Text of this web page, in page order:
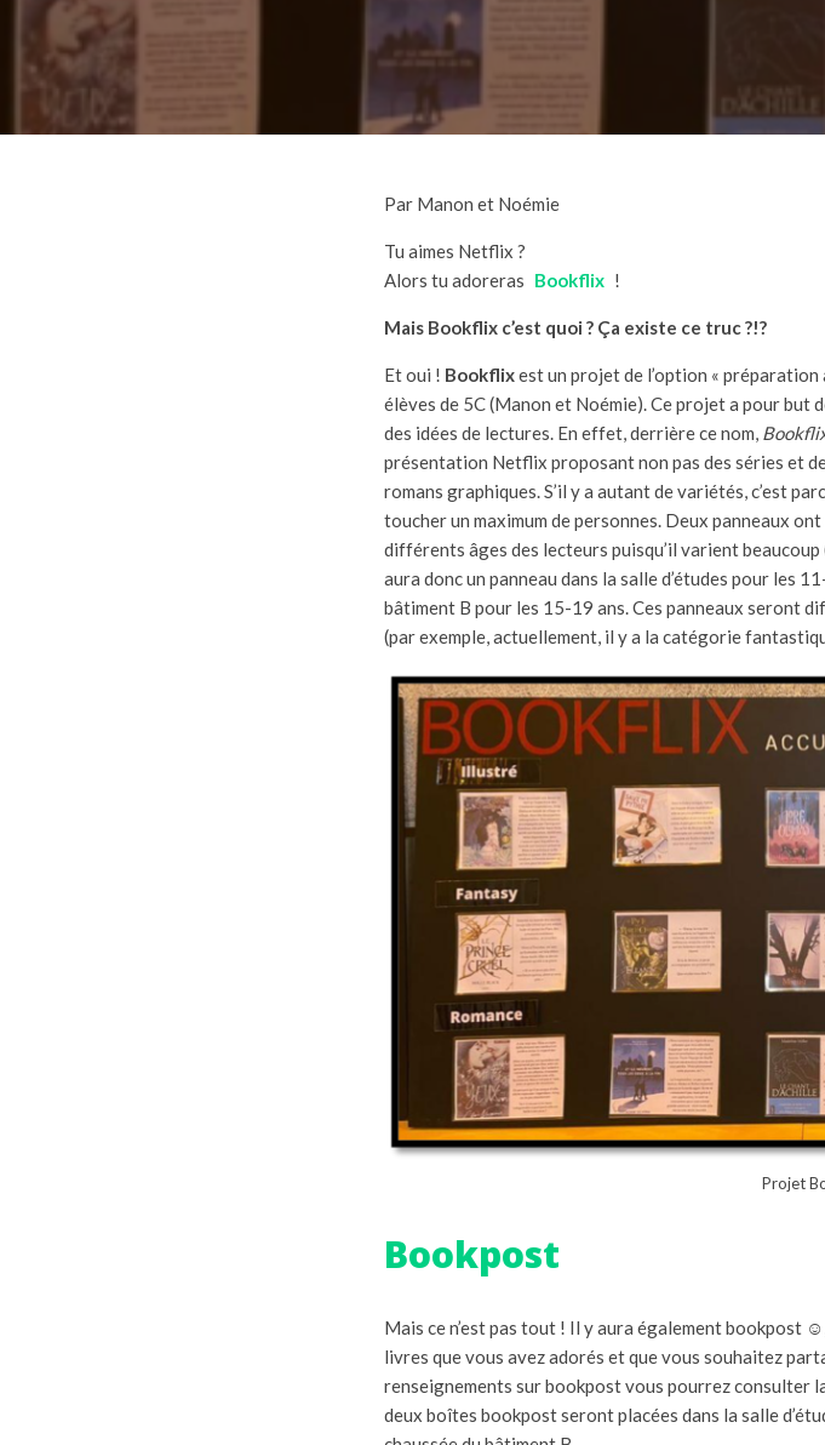
Par Manon et Noémie
Tu aimes Netflix ?
Alors tu adoreras Bookflix !
Mais Bookflix c’est quoi ? Ça existe ce truc ?!?
Et oui ! Bookflixest un projet de l’option «
élèves de 5C (Manon et Noémie). Ce projet a pour but
des idées de lectures. En effet, derrière ce nom,
présentation Netflix proposant non pas des séries et
romans graphiques. S’il y a autant de variétés, c’est
toucher un maximum de personnes. Deux panneaux
différents âges des lecteurs puisqu’il varient
aura donc un panneau dans la salle d’études pour les
bâtiment B pour les 15-19 ans. Ces panneaux seront
(par exemple, actuellement, il y a la catégorie
Projet
Bookpost
Mais ce n’est pas tout ! Il y aura également bookpost
livres que vous avez adorés et que vous souhaitez
renseignements sur bookpost vous pourrez consulter
deux boîtes bookpost seront placées dans la salle